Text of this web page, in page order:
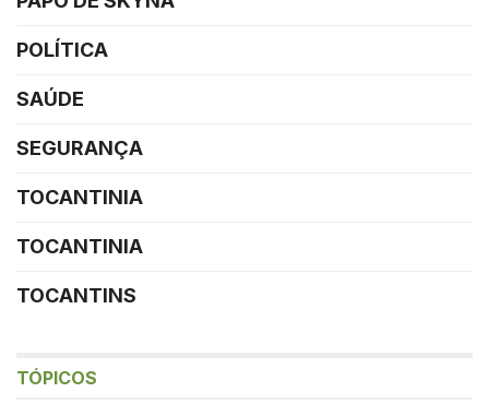
POLÍTICA
SAÚDE
SEGURANÇA
TOCANTINIA
TOCANTINIA
TOCANTINS
TÓPICOS